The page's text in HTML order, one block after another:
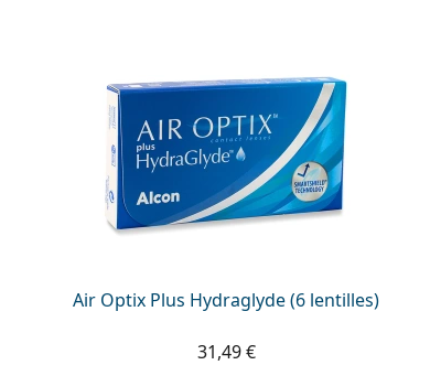
Air Optix Plus Hydraglyde (6 lentilles)
31,49 €